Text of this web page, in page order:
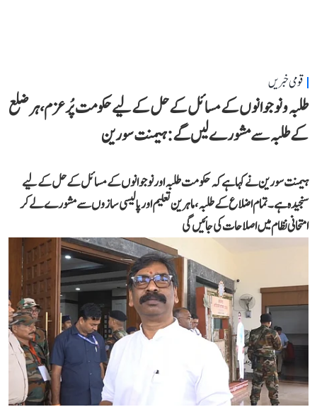
قومی خبریں
طلبہ و نوجوانوں کے مسائل کے حل کے لیے حکومت پُرعزم، ہر ضلع
کے طلبہ سے مشورے لیں گے: ہیمنت سورین
ہیمنت سورین نے کہا ہے کہ حکومت طلبہ اور نوجوانوں کے مسائل کے حل کے لیے
سنجیدہ ہے۔ تمام اضلاع کے طلبہ، ماہرین تعلیم اور پالیسی سازوں سے مشورے لے کر
امتحانی نظام میں اصلاحات کی جائیں گی